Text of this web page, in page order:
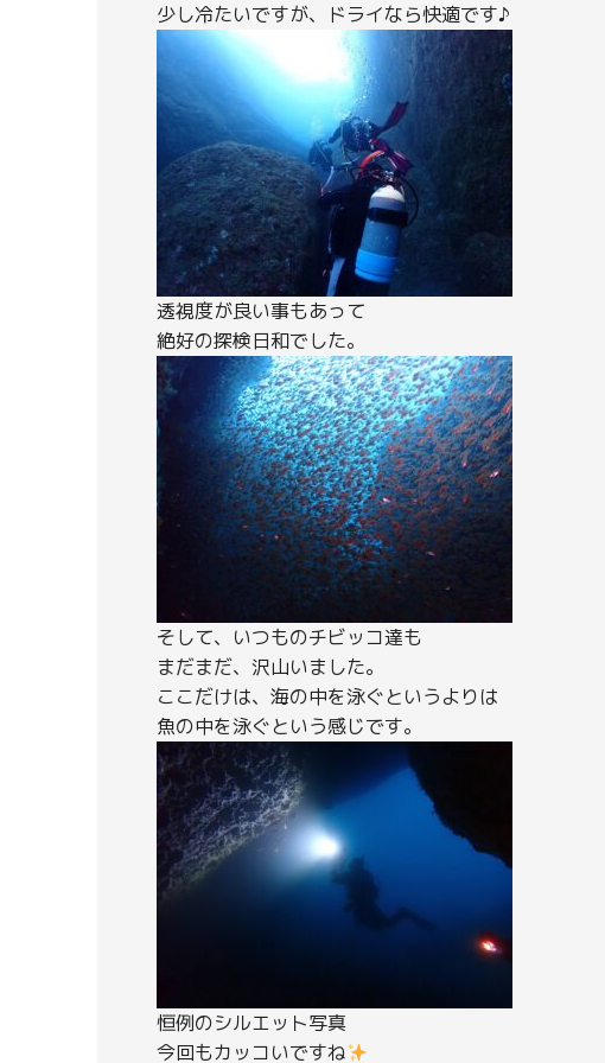
少し冷たいですが、ドライなら快適です♪
透視度が良い事もあって
絶好の探検日和でした。
そして、いつものチビッコ達も
まだまだ、沢山いました。
ここだけは、海の中を泳ぐというよりは
魚の中を泳ぐという感じです。
恒例のシルエット写真
今回もカッコいですね